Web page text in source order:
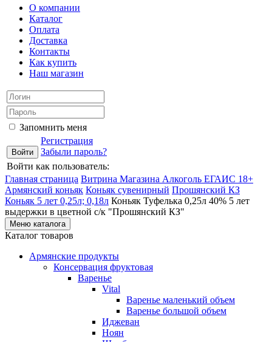
О компании
Каталог
Оплата
Доставка
Контакты
Как купить
Наш магазин
Запомнить меня
Регистрация
Забыли пароль?
Войти как пользователь:
Главная страница Витрина Магазина Алкоголь ЕГАИС 18+
Армянский коньяк Коньяк сувенирный Прошянский КЗ
Коньяк 5 лет 0,25л; 0,18л Коньяк Туфелька 0,25л 40% 5 лет
выдержки в цветной с/к "Прошянский КЗ"
Меню каталога
Каталог товаров
Армянские продукты
Консервация фруктовая
Варенье
Vital
Варенье маленький объем
Варенье большой объем
Иджеван
Ноян